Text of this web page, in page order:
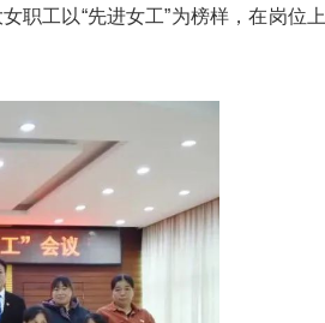
职工以“先进女工”为榜样，在岗位上